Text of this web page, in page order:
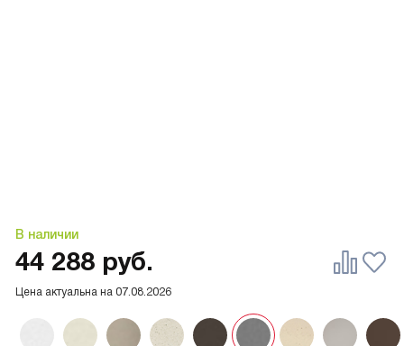
В наличии
Цена актуальна на 07.08.2026
44 288 руб.